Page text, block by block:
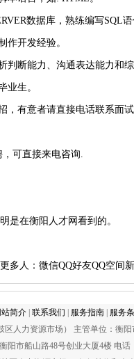
数据库，熟练编写SQL语
作开发经验。
判断能力、沟通表达能力和综
业生。
，有意者请直接电话联系面
可直接来电咨询.
是在衡阳人才网看到的。
多人： 微信QQ好友QQ空间
站简介 联系我们 服务指南 服务
人力资源市场） 主管单位：衡
阳市船山路48号创业大厦4楼 电话